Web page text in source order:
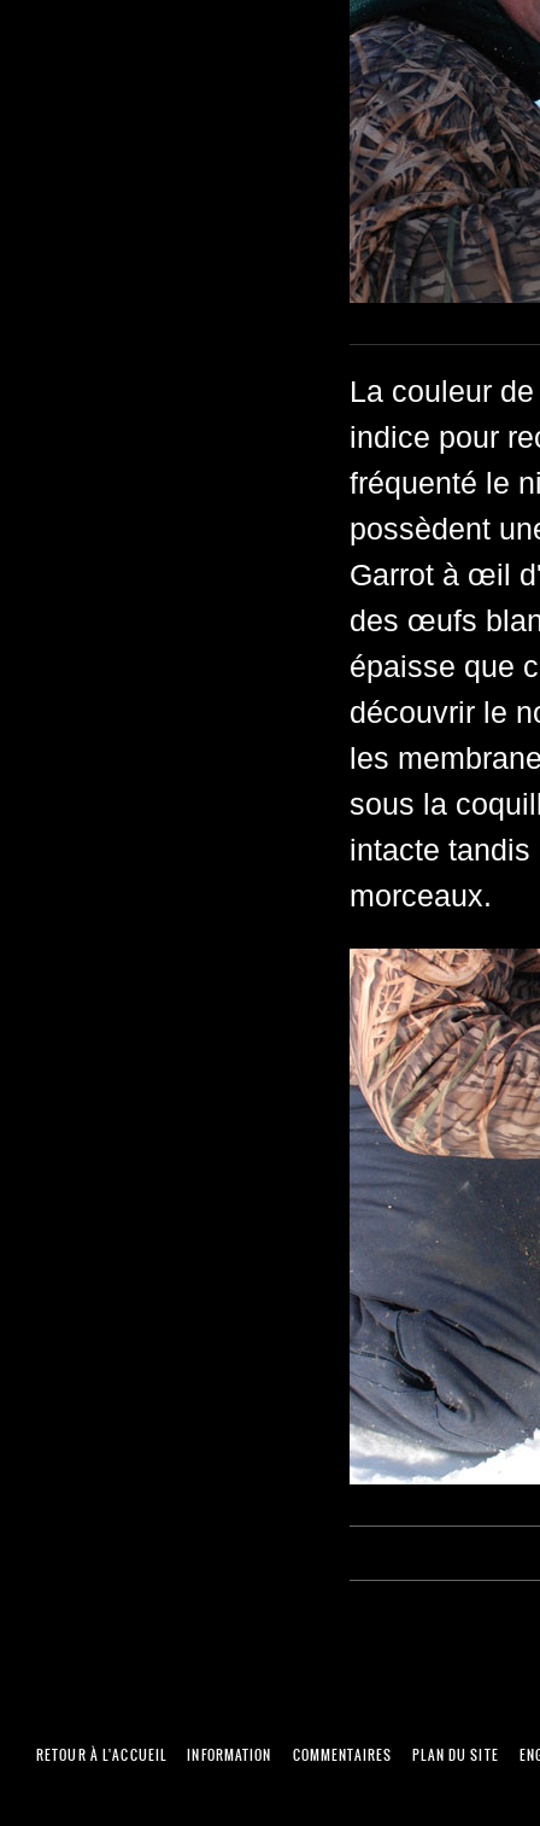
La couleur
indice pour
fréquenté le
possèdent
Garrot à œil
des œufs
épaisse que
découvrir le
les
sous la
intacte
morceaux.
RETOUR À L'ACCUEIL INFORMATION COMMENTAIRES PLAN DU SITE